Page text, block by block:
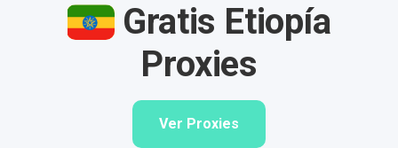
Gratis Etiopía
Proxies
Ver Proxies